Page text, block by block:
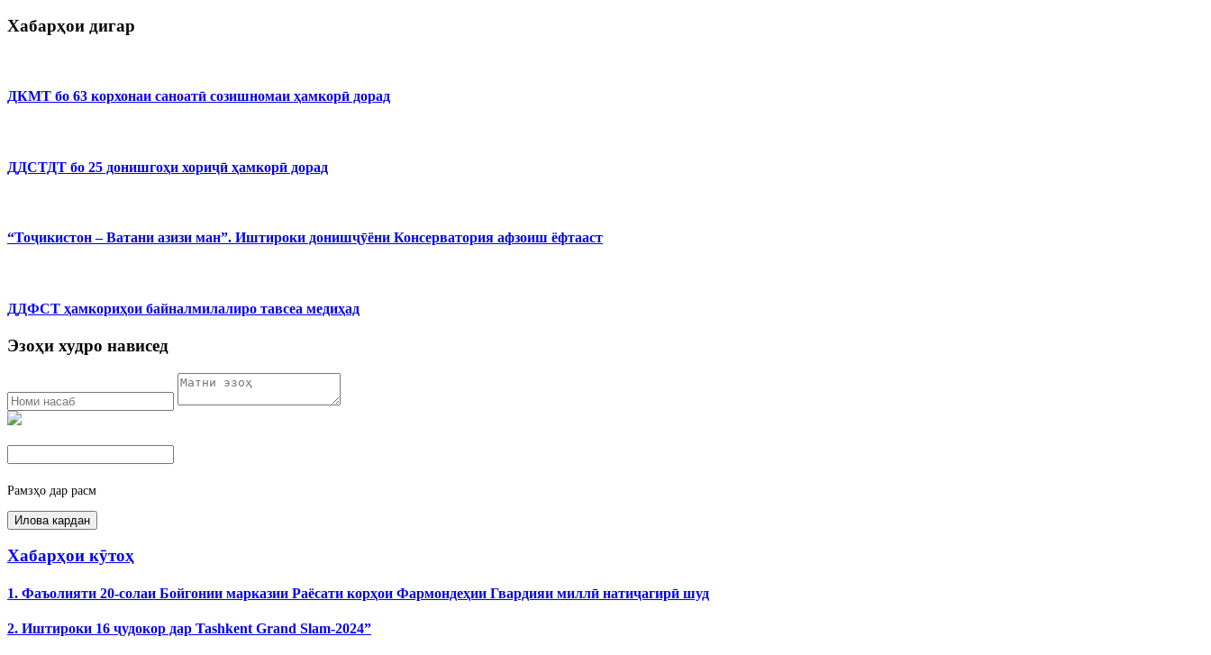
Хабарҳои дигар
ДКМТ бо 63 корхонаи саноатӣ созишномаи ҳамкорӣ дорад
ДДСТДТ бо 25 донишгоҳи хориҷӣ ҳамкорӣ дорад
“Тоҷикистон – Ватани азизи ман”. Иштироки донишҷӯёни Консерватория афзоиш ёфтааст
ДДФСТ ҳамкориҳои байналмилалиро тавсеа медиҳад
Эзоҳи худро нависед
Рамзҳо дар расм
Хабарҳои кӯтоҳ
1. Фаъолияти 20-солаи Бойгонии марказии Раёсати корҳои Фармондеҳии Гвардияи миллӣ натиҷагирӣ шуд
2. Иштироки 16 ҷудокор дар Tashkent Grand Slam-2024”